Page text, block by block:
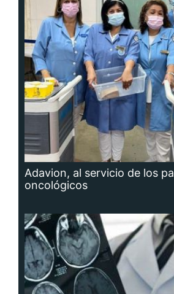
Adavion, al servicio de los
oncológicos